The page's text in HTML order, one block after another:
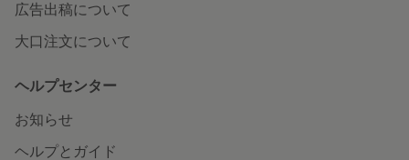
広告出稿について
大口注文について
ヘルプセンター
お知らせ
ヘルプとガイド